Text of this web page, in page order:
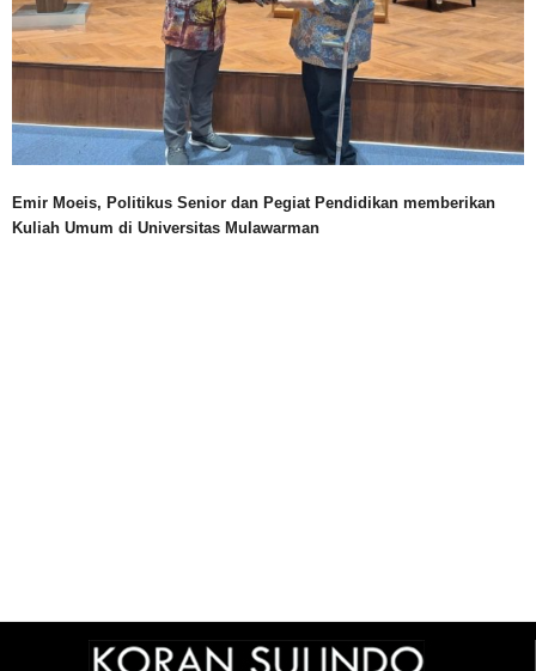
Emir Moeis, Politikus Senior dan Pegiat Pendidikan memberikan
Kuliah Umum di Universitas Mulawarman